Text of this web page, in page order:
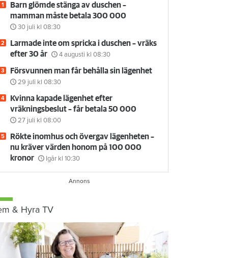
Barn glömde stänga av duschen –
mamman måste betala 300 000
30 juli kl 08:30
Larmade inte om spricka i duschen – vräks
efter 30 år
4 augusti kl 08:30
Försvunnen man får behålla sin lägenhet
29 juli kl 08:30
Kvinna kapade lägenhet efter
vräkningsbeslut – får betala 50 000
27 juli kl 08:00
Rökte inomhus och övergav lägenheten –
nu kräver värden honom på 100 000
kronor
Igår kl 10:30
& Hyra TV